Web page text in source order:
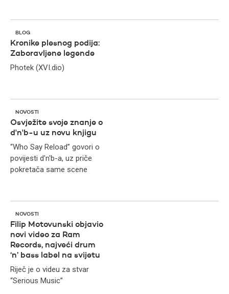
BLOG
Kronike plesnog podija:
Zaboravljene legende
Photek (XVI.dio)
NOVOSTI
Osvježite svoje znanje o
d'n'b-u uz novu knjigu
“Who Say Reload” govori o
povijesti d'n'b-a, uz priče
pokretača same scene
NOVOSTI
Filip Motovunski objavio
novi video za Ram
Records, najveći drum
‘n’ bass label na svijetu
Riječ je o videu za stvar
“Serious Music”